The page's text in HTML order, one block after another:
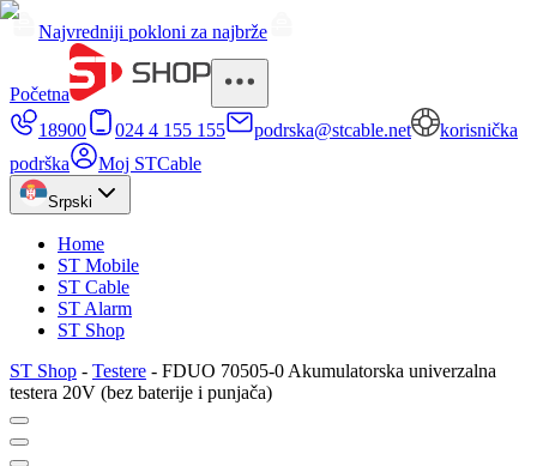
Najvredniji pokloni za najbrže
Početna
18900
024 4 155 155 podrska@stcable.net
korisnička
podrška
Moj STCable
Srpski
Home
ST Mobile
ST Cable
ST Alarm
ST Shop
ST Shop - Testere - FDUO 70505-0 Akumulatorska univerzalna
testera 20V (bez baterije i punjača)